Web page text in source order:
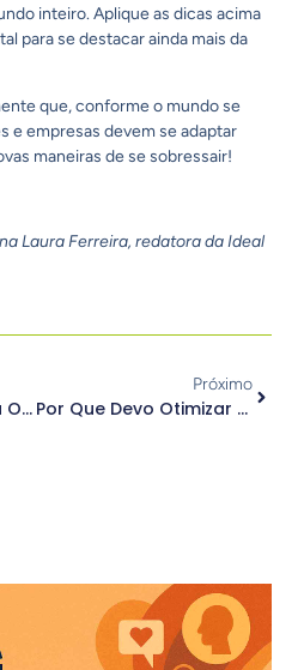
inteiro. Aplique as dicas acima
para se destacar ainda mais da
que, conforme o mundo se
e empresas devem se adaptar
maneiras de se sobressair!
Laura Ferreira, redatora da Ideal
Google Ads: Entenda O Que É E Como Usar
Próximo
Por Que Devo Otimizar O Google Meu Negócio?
Posts.